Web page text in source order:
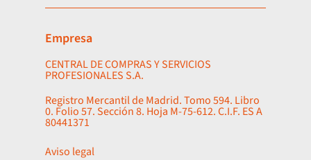
Empresa
CENTRAL DE COMPRAS Y SERVICIOS
PROFESIONALES S.A.
Registro Mercantil de Madrid. Tomo 594. Libro
0. Folio 57. Sección 8. Hoja M-75-612. C.I.F. ES A
80441371
Aviso legal